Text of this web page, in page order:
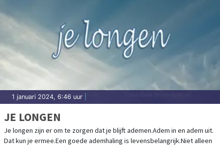
1 januari 2024, 6:46 uur
JE LONGEN
Je longen zijn er om te zorgen dat je blijft ademen.Adem in en adem uit.
Dat kun je ermee.Een goede ademhaling is levensbelangrijk.Niet alleen